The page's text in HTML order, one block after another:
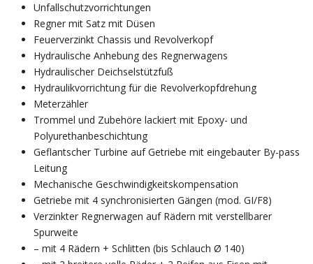
Unfallschutzvorrichtungen
Regner mit Satz mit Düsen
Feuerverzinkt Chassis und Revolverkopf
Hydraulische Anhebung des Regnerwagens
Hydraulischer Deichselstützfuß
Hydraulikvorrichtung für die Revolverkopfdrehung
Meterzähler
Trommel und Zubehöre lackiert mit Epoxy- und
Polyurethanbeschichtung
Geflantscher Turbine auf Getriebe mit eingebauter By-pass
Leitung
Mechanische Geschwindigkeitskompensation
Getriebe mit 4 synchronisierten Gängen (mod. GI/F8)
Verzinkter Regnerwagen auf Rädern mit verstellbarer
Spurweite
– mit 4 Rädern + Schlitten (bis Schlauch Ø 140)